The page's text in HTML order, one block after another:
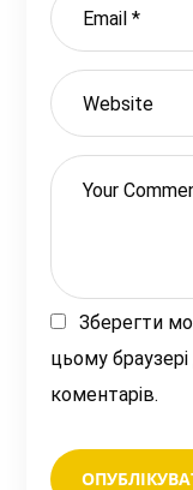
Зберегти
цьому
коментарів.